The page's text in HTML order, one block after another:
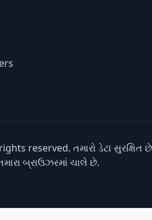
reserved. તમારો ડેટા સુરક્ષિત છે
બ્રાઉઝરમાં ચાલે છે.